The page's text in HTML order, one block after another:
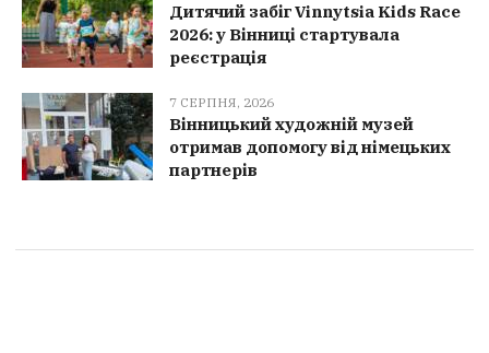
Дитячий забіг Vinnytsia Kids Race
2026: у Вінниці стартувала
реєстрація
7 СЕРПНЯ, 2026
Вінницький художній музей
отримав допомогу від німецьких
партнерів